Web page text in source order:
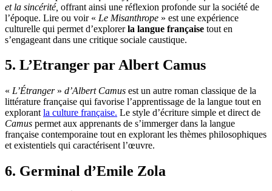
et la sincérité, offrant ainsi une réflexion profonde sur la société de
l’époque. Lire ou voir « Le Misanthrope » est une expérience
culturelle qui permet d’explorerla langue française tout en
s’engageant dans une critique sociale caustique.
5. L’Etranger par Albert Camus
« L’Étranger» d’Albert Camus est un autre roman classique de la
littérature française qui favorise l’apprentissage de la langue tout en
explorant la culture française. Le style d’écriture simple et direct de
Camus permet aux apprenants de s’immerger dans la langue
française contemporaine tout en explorant les thèmes philosophiques
et existentiels qui caractérisent l’œuvre.
6. Germinal d’Emile Zola